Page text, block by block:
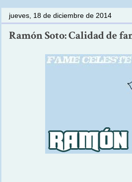
jueves, 18 de diciembre de 2014
Ramón Soto: Calidad de